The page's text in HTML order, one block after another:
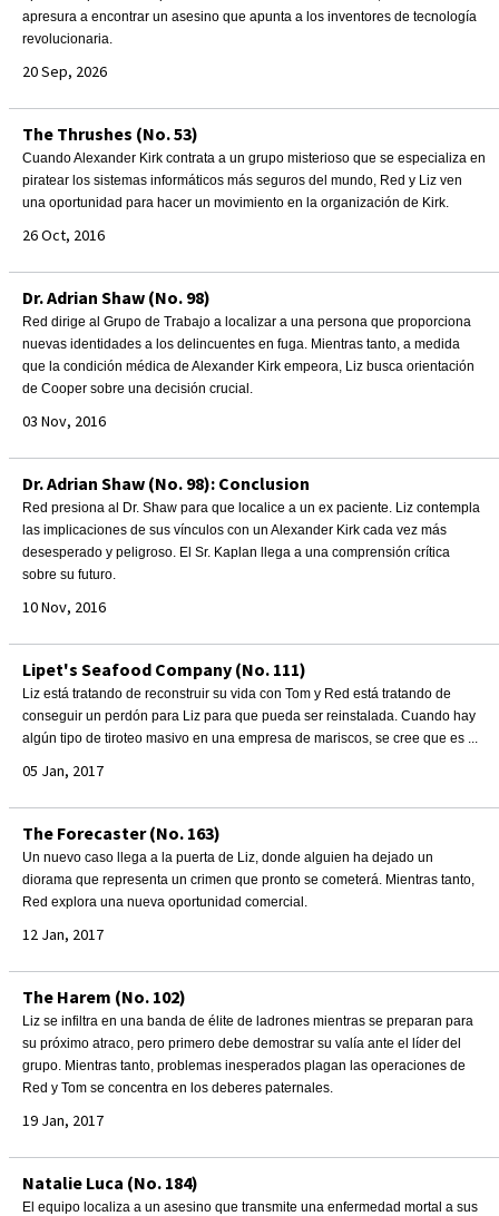
apresura a encontrar un asesino que apunta a los inventores de tecnología
revolucionaria.
20 Sep, 2026
The Thrushes (No. 53)
Cuando Alexander Kirk contrata a un grupo misterioso que se especializa en
piratear los sistemas informáticos más seguros del mundo, Red y Liz ven
una oportunidad para hacer un movimiento en la organización de Kirk.
26 Oct, 2016
Dr. Adrian Shaw (No. 98)
Red dirige al Grupo de Trabajo a localizar a una persona que proporciona
nuevas identidades a los delincuentes en fuga. Mientras tanto, a medida
que la condición médica de Alexander Kirk empeora, Liz busca orientación
de Cooper sobre una decisión crucial.
03 Nov, 2016
Dr. Adrian Shaw (No. 98): Conclusion
Red presiona al Dr. Shaw para que localice a un ex paciente. Liz contempla
las implicaciones de sus vínculos con un Alexander Kirk cada vez más
desesperado y peligroso. El Sr. Kaplan llega a una comprensión crítica
sobre su futuro.
10 Nov, 2016
Lipet's Seafood Company (No. 111)
Liz está tratando de reconstruir su vida con Tom y Red está tratando de
conseguir un perdón para Liz para que pueda ser reinstalada. Cuando hay
algún tipo de tiroteo masivo en una empresa de mariscos, se cree que es ...
05 Jan, 2017
The Forecaster (No. 163)
Un nuevo caso llega a la puerta de Liz, donde alguien ha dejado un
diorama que representa un crimen que pronto se cometerá. Mientras tanto,
Red explora una nueva oportunidad comercial.
12 Jan, 2017
The Harem (No. 102)
Liz se infiltra en una banda de élite de ladrones mientras se preparan para
su próximo atraco, pero primero debe demostrar su valía ante el líder del
grupo. Mientras tanto, problemas inesperados plagan las operaciones de
Red y Tom se concentra en los deberes paternales.
19 Jan, 2017
Natalie Luca (No. 184)
El equipo localiza a un asesino que transmite una enfermedad mortal a sus